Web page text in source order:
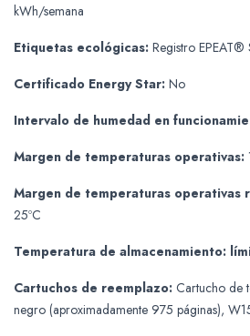
kWh/semana
Etiquetas ecológicas: Registro EPEAT®
Certificado Energy Star: No
Intervalo de humedad en
Margen de temperaturas operativas:
Margen de temperaturas operativas
25ºC
Temperatura de almacenamiento:
Cartuchos de reemplazo: Cartucho de
negro (aproximadamente 975 páginas),